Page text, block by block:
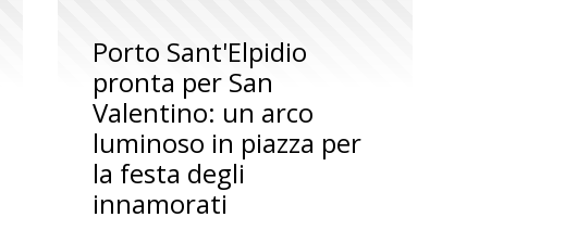
Porto Sant'Elpidio
pronta per San
Valentino: un arco
luminoso in piazza per
la festa degli
innamorati